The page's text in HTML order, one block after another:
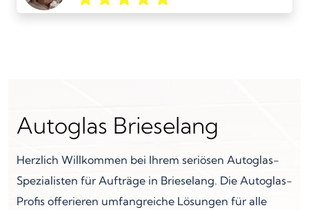
Autoglas Brieselang
Herzlich Willkommen bei Ihrem seriösen Autoglas-
Spezialisten für Aufträge in Brieselang. Die Autoglas-
Profis offerieren umfangreiche Lösungen für alle